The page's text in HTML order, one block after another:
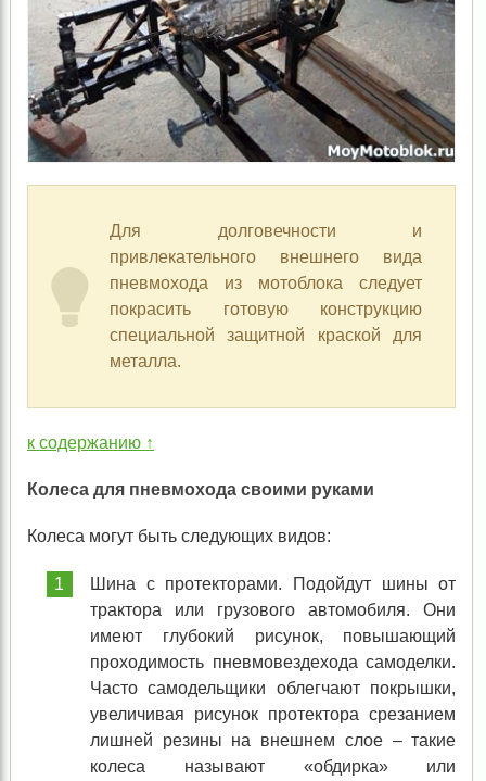
Для долговечности и
привлекательного внешнего вида
пневмохода из мотоблока следует
покрасить готовую конструкцию
специальной защитной краской для
металла.
к содержанию ↑
Колеса для пневмохода своими руками
Колеса могут быть следующих видов:
Шина с протекторами. Подойдут шины от
трактора или грузового автомобиля. Они
имеют глубокий рисунок, повышающий
проходимость пневмовездехода самоделки.
Часто самодельщики облегчают покрышки,
увеличивая рисунок протектора срезанием
лишней резины на внешнем слое – такие
колеса называют «обдирка» или